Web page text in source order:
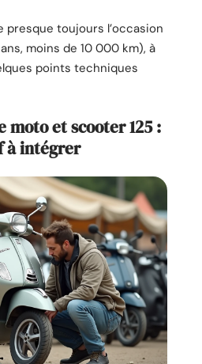
presque toujours l’occasion
moins de 10 000 km), à
points techniques
et scooter 125 :
à intégrer